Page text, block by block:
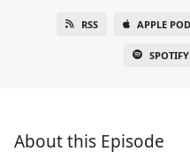
RSS APPLE
SPOTIFY
About this Episode